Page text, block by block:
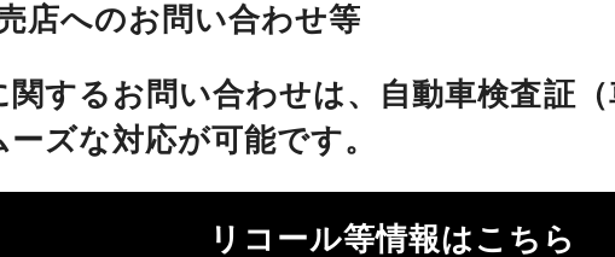
店へのお問い合わせ等
関するお問い合わせは、自動車検査証
ズな対応が可能です。
リコール等情報はこちら